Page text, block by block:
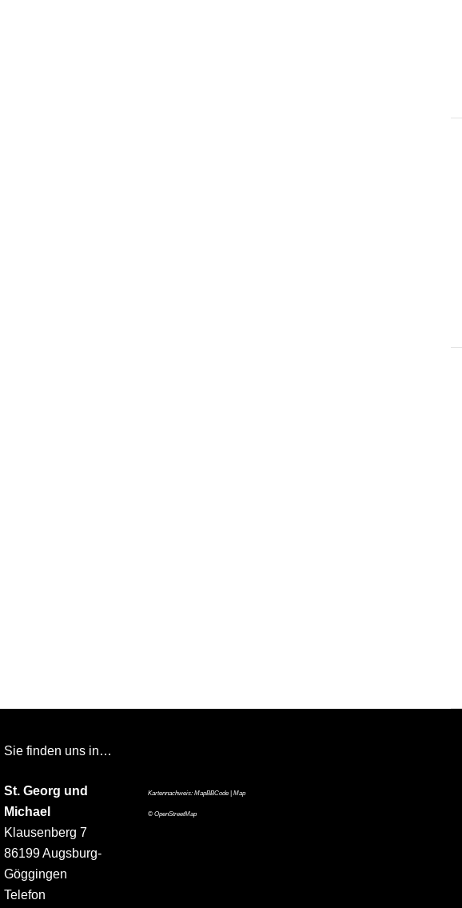
Sie finden uns in…
St. Georg und
Michael
Klausenberg 7
86199 Augsburg-
Göggingen
Telefon
Kartennachweis: MapBBCode| Map
© OpenStreetMap